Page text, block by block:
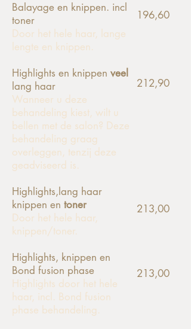
Balayage en knippen. incl
toner
Door het hele haar, lange
lengte en knippen.
Highlights en knippen veel
lang haar
Wanneer u deze
behandeling kiest, wilt u
bellen met de salon? Deze
behandeling graag
overleggen, tenzij deze
geadviseerd is.
Highlights,lang haar
knippen en toner
Door het hele haar,
knippen/toner.
Highlights, knippen en
Bond fusion phase
Highlights door het hele
haar, incl. Bond fusion
phase behandeling.
196,60
212,90
213,00
213,00